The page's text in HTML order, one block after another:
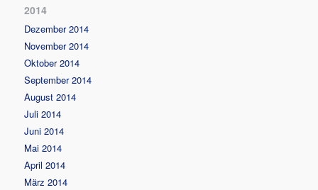
2014
Dezember 2014
November 2014
Oktober 2014
September 2014
August 2014
Juli 2014
Juni 2014
Mai 2014
April 2014
März 2014